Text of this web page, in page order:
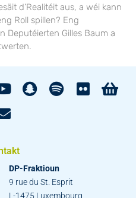
d’Realitéit aus, a wéi kann
Roll spillen? Eng
Deputéierten Gilles Baum a
DP-Fraktioun
9 rue du St. Esprit
L-1475 Luxembourg